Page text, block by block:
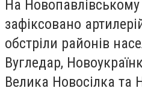
На
зафіксовано
обстріли районів
Вугледар,
Велика Новосілка та